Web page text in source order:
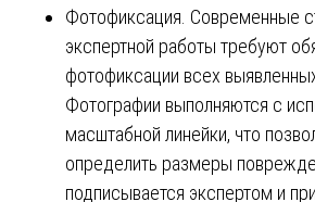
Фотофиксация. Современные
экспертной работы требуют
фотофиксации всех
Фотографии выполняются с
масштабной линейки, что
определить размеры
подписывается экспертом и